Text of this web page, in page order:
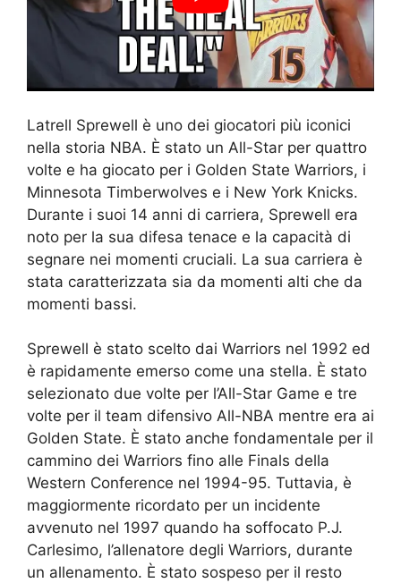
Latrell Sprewell è uno dei giocatori più iconici
nella storia NBA. È stato un All-Star per quattro
volte e ha giocato per i Golden State Warriors, i
Minnesota Timberwolves e i New York Knicks.
Durante i suoi 14 anni di carriera, Sprewell era
noto per la sua difesa tenace e la capacità di
segnare nei momenti cruciali. La sua carriera è
stata caratterizzata sia da momenti alti che da
momenti bassi.
Sprewell è stato scelto dai Warriors nel 1992 ed
è rapidamente emerso come una stella. È stato
selezionato due volte per l’All-Star Game e tre
volte per il team difensivo All-NBA mentre era ai
Golden State. È stato anche fondamentale per il
cammino dei Warriors fino alle Finals della
Western Conference nel 1994-95. Tuttavia, è
maggiormente ricordato per un incidente
avvenuto nel 1997 quando ha soffocato P.J.
Carlesimo, l’allenatore degli Warriors, durante
un allenamento. È stato sospeso per il resto